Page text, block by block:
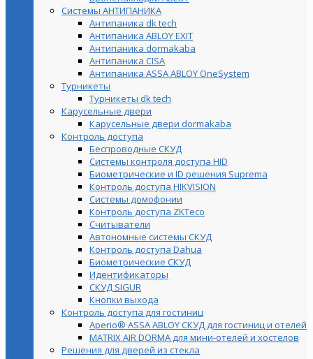
Системы АНТИПАНИКА
Антипаника dk tech
Антипаника ABLOY EXIT
Антипаника dormakaba
Антипаника СISA
Антипаника ASSA ABLOY OneSystem
Турникеты
Турникеты dk tech
Карусельные двери
Карусельные двери dormakaba
Контроль доступа
Беспроводные СКУД
Системы контроля доступа HID
Биометрические и ID решения Suprema
Контроль доступа HIKVISION
Системы домофонии
Контроль доступа ZKTeco
Считыватели
Автономные системы СКУД
Контроль доступа Dahua
Биометрические СКУД
Идентификаторы
СКУД SIGUR
Кнопки выхода
Контроль доступа для гостиниц
Aperio® ASSA ABLOY СКУД для гостиниц и отелей
MATRIX AIR DORMA для мини-отелей и хостелов
Решения для дверей из стекла